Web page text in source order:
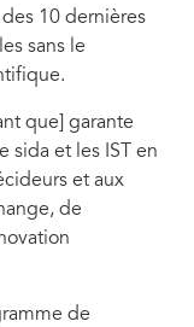
10 dernières
sans le
que] garante
sida et les IST en
et aux
de
de